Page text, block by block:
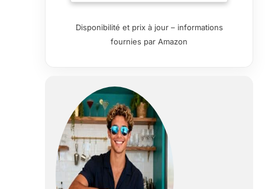
épaisses et des
lagers. Convient
de haute qualité :
dédié à la
création d'une
verrerie durable
de haute qualité,
chopes
Disponibilité et prix à jour – informations
fournies par Amazon